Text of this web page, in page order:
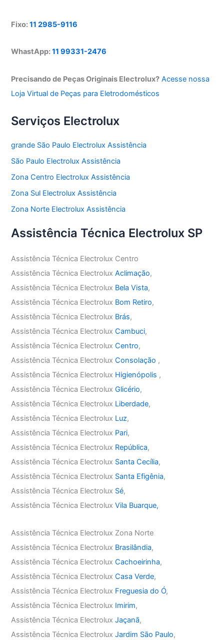
Fixo:11 2985-9116
WhastApp:11 99331-2476
Precisando de Peças Originais Electrolux? Acesse nossa
Loja Virtual de Peças para Eletrodomésticos
Serviços Electrolux
grande São Paulo Electrolux Assistência
São Paulo Electrolux Assistência
Zona Centro Electrolux Assistência
Zona Sul Electrolux Assistência
Zona Norte Electrolux Assistência
Assistência Técnica Electrolux SP
Assistência Técnica Electrolux Centro
Assistência Técnica ElectroluxAclimação,
Assistência Técnica Electrolux Bela Vista,
Assistência Técnica Electrolux Bom Retiro,
Assistência Técnica Electrolux Brás,
Assistência Técnica ElectroluxCambuci,
Assistência Técnica ElectroluxCentro,
Assistência Técnica ElectroluxConsolação ,
Assistência Técnica Electrolux Higienópolis ,
Assistência Técnica ElectroluxGlicério,
Assistência Técnica Electrolux Liberdade,
Assistência Técnica Electrolux Luz,
Assistência Técnica Electrolux Pari,
Assistência Técnica Electrolux República,
Assistência Técnica Electrolux Santa Cecília,
Assistência Técnica Electrolux Santa Efigênia,
Assistência Técnica Electrolux Sé,
Assistência Técnica ElectroluxVila Buarque,
Assistência Técnica Electrolux Zona Norte
Assistência Técnica Electrolux Brasilândia,
Assistência Técnica ElectroluxCachoeirinha,
Assistência Técnica ElectroluxCasa Verde,
Assistência Técnica Electrolux Freguesia do Ó,
Assistência Técnica Electrolux Imirim,
Assistência Técnica ElectroluxJaçanã,
Assistência Técnica ElectroluxJardim São Paulo,